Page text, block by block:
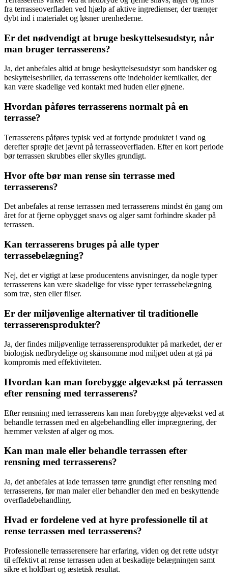
fra terrasseoverfladen ved hjælp af aktive ingredienser, der trænger
dybt ind i materialet og løsner urenhederne.
Er det nødvendigt at bruge beskyttelsesudstyr, når
man bruger terrasserens?
Ja, det anbefales altid at bruge beskyttelsesudstyr som handsker og
beskyttelsesbriller, da terrasserens ofte indeholder kemikalier, der
kan være skadelige ved kontakt med huden eller øjnene.
Hvordan påføres terrasserens normalt på en
terrasse?
Terrasserens påføres typisk ved at fortynde produktet i vand og
derefter sprøjte det jævnt på terrasseoverfladen. Efter en kort periode
bør terrassen skrubbes eller skylles grundigt.
Hvor ofte bør man rense sin terrasse med
terrasserens?
Det anbefales at rense terrassen med terrasserens mindst én gang om
året for at fjerne opbygget snavs og alger samt forhindre skader på
terrassen.
Kan terrasserens bruges på alle typer
terrassebelægning?
Nej, det er vigtigt at læse producentens anvisninger, da nogle typer
terrasserens kan være skadelige for visse typer terrassebelægning
som træ, sten eller fliser.
Er der miljøvenlige alternativer til traditionelle
terrasserensprodukter?
Ja, der findes miljøvenlige terrasserensprodukter på markedet, der er
biologisk nedbrydelige og skånsomme mod miljøet uden at gå på
kompromis med effektiviteten.
Hvordan kan man forebygge algevækst på terrassen
efter rensning med terrasserens?
Efter rensning med terrasserens kan man forebygge algevækst ved at
behandle terrassen med en algebehandling eller imprægnering, der
hæmmer væksten af alger og mos.
Kan man male eller behandle terrassen efter
rensning med terrasserens?
Ja, det anbefales at lade terrassen tørre grundigt efter rensning med
terrasserens, før man maler eller behandler den med en beskyttende
overfladebehandling.
Hvad er fordelene ved at hyre professionelle til at
rense terrassen med terrasserens?
Professionelle terrasserensere har erfaring, viden og det rette udstyr
til effektivt at rense terrassen uden at beskadige belægningen samt
sikre et holdbart og æstetisk resultat.